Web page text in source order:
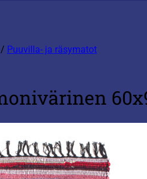
/ Puuvilla- ja räsymatot